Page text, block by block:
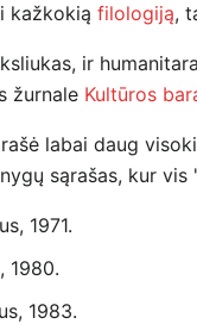
kažkokiąfilologiją,
ir
žurnale Kultūros
labai daug
sąrašas, kur
1971.
1980.
1983.